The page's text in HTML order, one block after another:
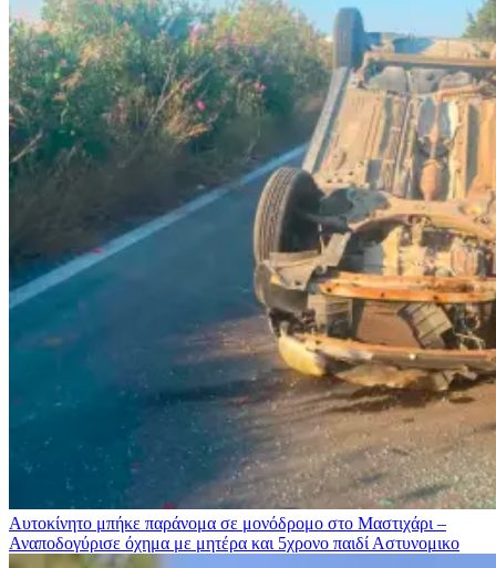
Αυτοκίνητο μπήκε παράνομα σε μονόδρομο στο Μαστιχάρι –
Αναποδογύρισε όχημα με μητέρα και 5χρονο παιδί Αστυνομικο